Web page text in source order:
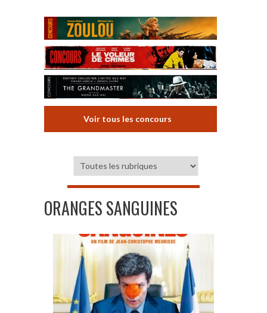
Voir tous les concours
ORANGES SANGUINES